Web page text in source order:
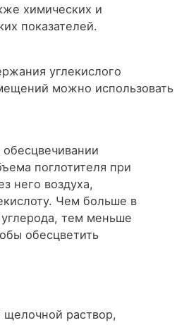
химических и
показателей.
углекислого
можно использовать
поглотителя при
него воздуха,
Чем больше в
тем меньше
обесцветить
щелочной раствор,